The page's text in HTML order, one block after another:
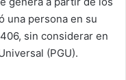
una persona en su
sin considerar en
(PGU).